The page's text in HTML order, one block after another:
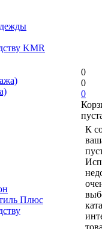
KMR
Плюс
0
0
0
К